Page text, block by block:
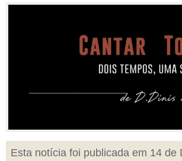
Esta notícia foi publicada em 14 de